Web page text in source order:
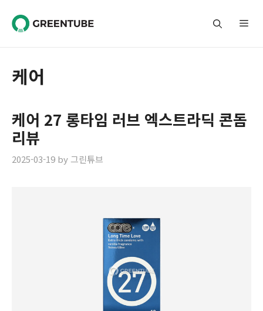
content
케어
케어 27 롱타임 러브 엑스트라딕 콘돔
리뷰
2025-03-19 by그린튜브